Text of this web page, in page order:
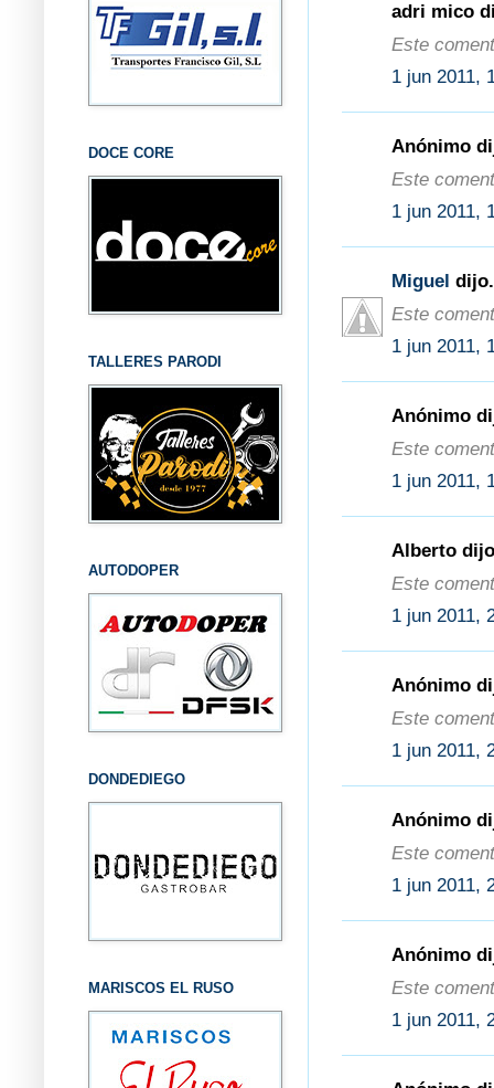
adri mico
Este
1 jun 2011,
Anónimo
Este
1 jun 2011,
Miguel
Este
1 jun 2011,
Anónimo
Este
1 jun 2011,
Alberto
Este
1 jun 2011,
Anónimo
Este
1 jun 2011,
Anónimo
Este
1 jun 2011,
Anónimo
Este
1 jun 2011,
DOCE CORE
TALLERES PARODI
AUTODOPER
DONDEDIEGO
MARISCOS EL RUSO